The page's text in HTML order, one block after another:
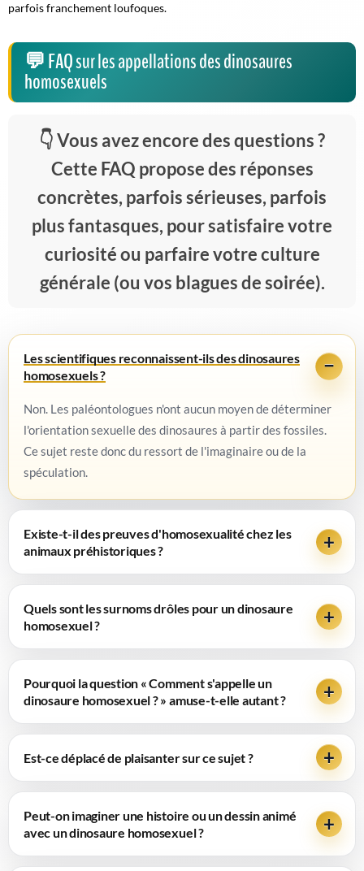
parfois franchement loufoques.
FAQ sur les appellations des dinosaures
homosexuels
Vous avez encore des questions ?
Cette FAQ propose des réponses
concrètes, parfois sérieuses, parfois
plus fantasques, pour satisfaire votre
curiosité ou parfaire votre culture
générale (ou vos blagues de soirée).
Les scientifiques reconnaissent-ils des dinosaures
homosexuels ?
Non. Les paléontologues n'ont aucun moyen de déterminer
l'orientation sexuelle des dinosaures à partir des fossiles.
Ce sujet reste donc du ressort de l'imaginaire ou de la
spéculation.
Existe-t-il des preuves d'homosexualité chez les
animaux préhistoriques ?
Quels sont les surnoms drôles pour un dinosaure
homosexuel ?
Pourquoi la question « Comment s'appelle un
dinosaure homosexuel ? » amuse-t-elle autant ?
Est-ce déplacé de plaisanter sur ce sujet ?
Peut-on imaginer une histoire ou un dessin animé
avec un dinosaure homosexuel ?